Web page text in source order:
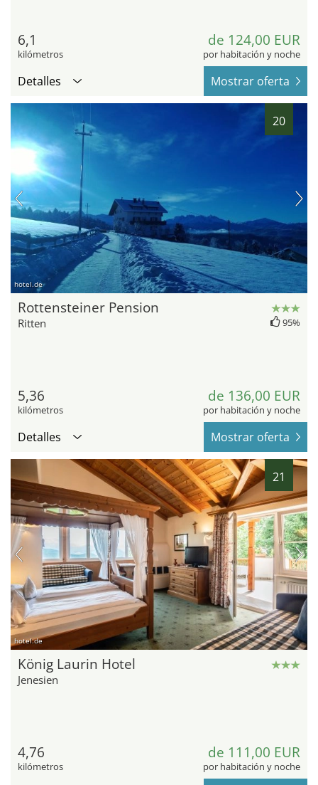
6,1
kilómetros
de 124,00 EUR
por habitación y noche
Detalles Mostrar oferta
20
hotel.de
Rottensteiner Pension
Ritten 95%
5,36
kilómetros
de 136,00 EUR
por habitación y noche
Detalles Mostrar oferta
21
hotel.de
König Laurin Hotel
Jenesien
4,76
kilómetros
de 111,00 EUR
por habitación y noche